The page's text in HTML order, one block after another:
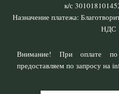
к/с
Назначение платежа:
НДС
Внимание! При оплате
предоставляем по запросу на